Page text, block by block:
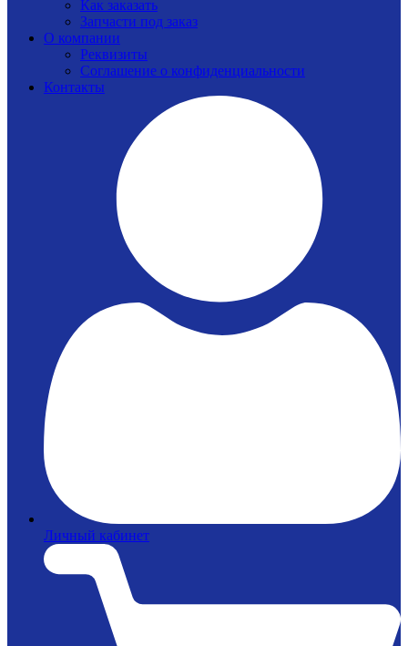
Как заказать
Запчасти под заказ
О компании
Реквизиты
Соглашение о конфиденциальности
Контакты
Личный кабинет